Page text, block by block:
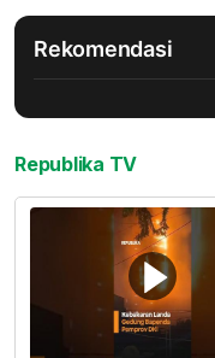
Rekomendasi
Republika TV